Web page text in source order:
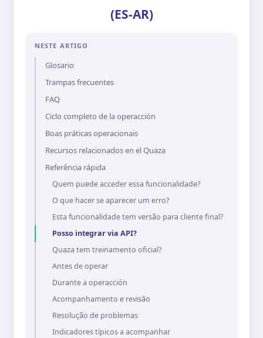
(ES-AR)
NESTE ARTIGO
Glosario
Trampas frecuentes
FAQ
Ciclo completo de la operacción
Boas práticas operacionais
Recursos relacionados en el Quaza
Referência rápida
Quem puede acceder essa funcionalidade?
O que hacer se aparecer um erro?
Esta funcionalidade tem versão para cliente final?
Posso integrar via API?
Quaza tem treinamento oficial?
Antes de operar
Durante a operacción
Acompanhamento e revisão
Resolução de problemas
Indicadores típicos a acompanhar